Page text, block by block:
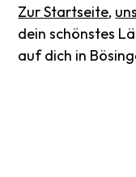
Zur Startseite,
dein schönstes
auf dich in